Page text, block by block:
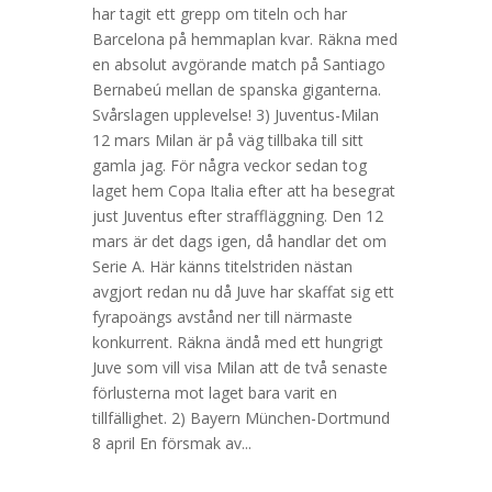
har tagit ett grepp om titeln och har
Barcelona på hemmaplan kvar. Räkna med
en absolut avgörande match på Santiago
Bernabeú mellan de spanska giganterna.
Svårslagen upplevelse! 3) Juventus-Milan
12 mars Milan är på väg tillbaka till sitt
gamla jag. För några veckor sedan tog
laget hem Copa Italia efter att ha besegrat
just Juventus efter straffläggning. Den 12
mars är det dags igen, då handlar det om
Serie A. Här känns titelstriden nästan
avgjort redan nu då Juve har skaffat sig ett
fyrapoängs avstånd ner till närmaste
konkurrent. Räkna ändå med ett hungrigt
Juve som vill visa Milan att de två senaste
förlusterna mot laget bara varit en
tillfällighet. 2) Bayern München-Dortmund
8 april En försmak av...